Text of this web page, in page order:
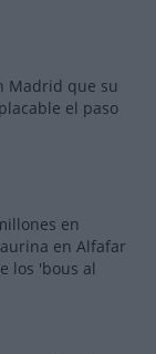
Madrid que su
el paso
en
en Alfafar
los 'bous al